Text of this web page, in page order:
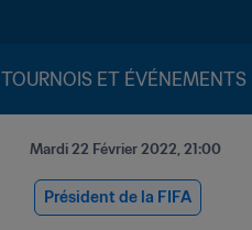
TOURNOIS ET ÉVÉNEMENTS
Mardi 22 Février 2022, 21:00
Président de la FIFA